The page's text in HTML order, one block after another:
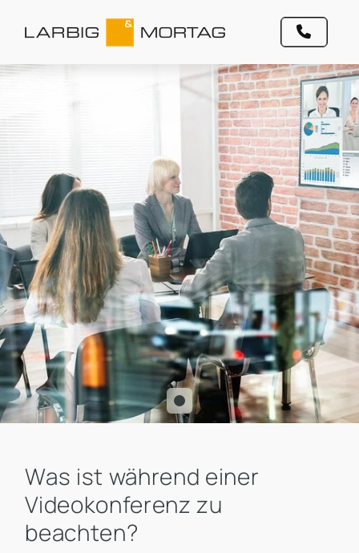
Was ist während einer
Videokonferenz zu
beachten?